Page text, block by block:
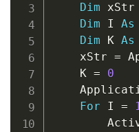
Dim xStr
Dim I As
Dim K As
    xStr
=
    K
=
0
For I =